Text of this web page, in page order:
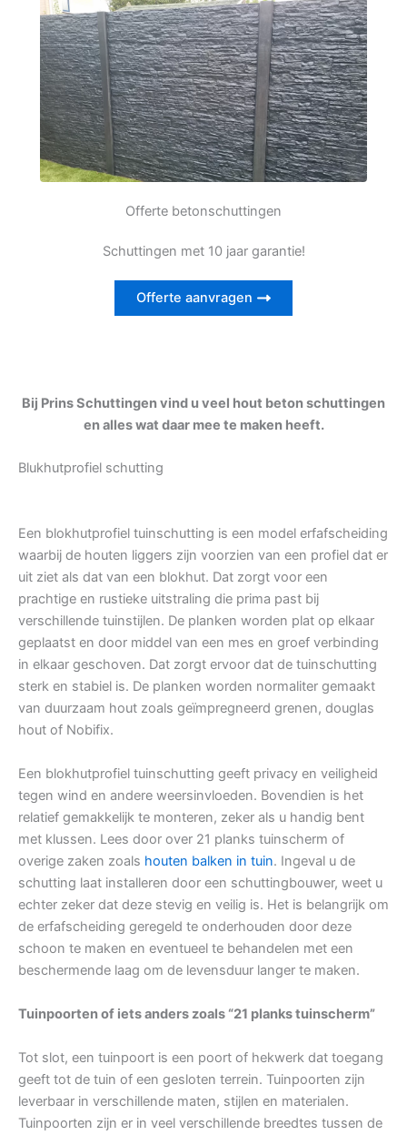
Offerte betonschuttingen
Schuttingen met 10 jaar garantie!
Offerte aanvragen
Bij Prins Schuttingen vind u veel hout beton schuttingen
en alles wat daar mee te maken heeft.
Blukhutprofiel schutting
Een blokhutprofiel tuinschutting is een model erfafscheiding
waarbij de houten liggers zijn voorzien van een profiel dat er
uit ziet als dat van een blokhut. Dat zorgt voor een
prachtige en rustieke uitstraling die prima past bij
verschillende tuinstijlen. De planken worden plat op elkaar
geplaatst en door middel van een mes en groef verbinding
in elkaar geschoven. Dat zorgt ervoor dat de tuinschutting
sterk en stabiel is. De planken worden normaliter gemaakt
van duurzaam hout zoals geïmpregneerd grenen, douglas
hout of Nobifix.
Een blokhutprofiel tuinschutting geeft privacy en veiligheid
tegen wind en andere weersinvloeden. Bovendien is het
relatief gemakkelijk te monteren, zeker als u handig bent
met klussen. Lees door over 21 planks tuinscherm of
overige zaken zoals houten balken in tuin. Ingeval u de
schutting laat installeren door een schuttingbouwer, weet u
echter zeker dat deze stevig en veilig is. Het is belangrijk om
de erfafscheiding geregeld te onderhouden door deze
schoon te maken en eventueel te behandelen met een
beschermende laag om de levensduur langer te maken.
Tuinpoorten of iets anders zoals “21 planks tuinscherm”
Tot slot, een tuinpoort is een poort of hekwerk dat toegang
geeft tot de tuin of een gesloten terrein. Tuinpoorten zijn
leverbaar in verschillende maten, stijlen en materialen.
Tuinpoorten zijn er in veel verschillende breedtes tussen de